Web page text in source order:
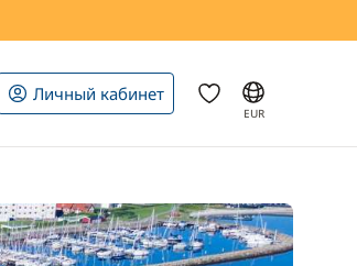
Личный кабинет
EUR